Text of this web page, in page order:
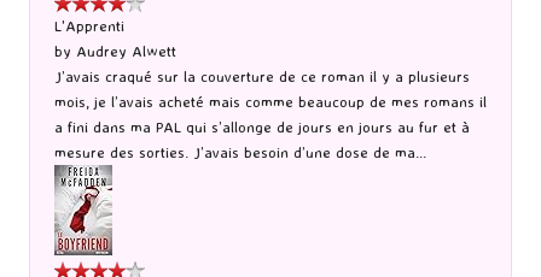
L'Apprenti
by Audrey Alwett
J’avais craqué sur la couverture de ce roman il y a plusieurs
mois, je l’avais acheté mais comme beaucoup de mes romans il
a fini dans ma PAL qui s’allonge de jours en jours au fur et à
mesure des sorties. J’avais besoin d’une dose de ma...